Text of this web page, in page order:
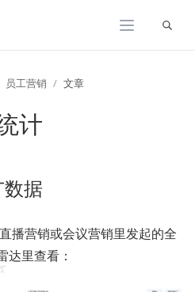
展开
员工营销 文章
计
据
播营销或会议营销里发起的全
达里查看：